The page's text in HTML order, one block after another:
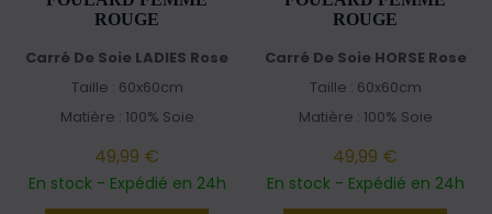
ROUGE
Carré De Soie LADIES Rose
Taille : 60x60cm
Matière : 100% Soie
49,99 €
En stock - Expédié en 24h
ROUGE
Carré De Soie HORSE Rose
Taille : 60x60cm
Matière : 100% Soie
49,99 €
En stock - Expédié en 24h